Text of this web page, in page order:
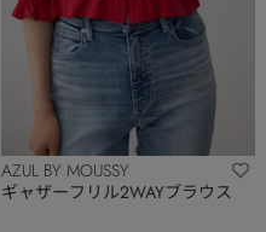
AZUL BY MOUSSY
ギャザーフリル2WAYブラウス